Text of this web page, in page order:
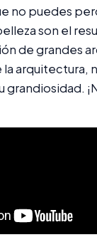
no puedes
son el
de grandes
arquitectura,
grandiosidad.